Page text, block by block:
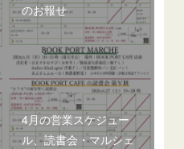
のお報せ
4月の営業スケジュー
ル、読書会・マルシェ